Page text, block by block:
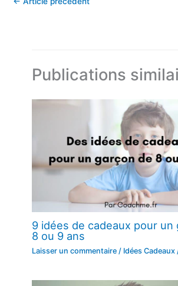
Publications
9 idées de cadeaux pour un
8 ou 9 ans
Laisser un commentaire / Idées Cadeaux